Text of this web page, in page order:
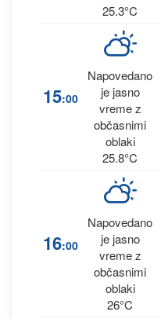
25.3°C
15:00
Napovedano
je jasno
vreme z
občasnimi
oblaki
25.8°C
16:00
Napovedano
je jasno
vreme z
občasnimi
oblaki
26°C